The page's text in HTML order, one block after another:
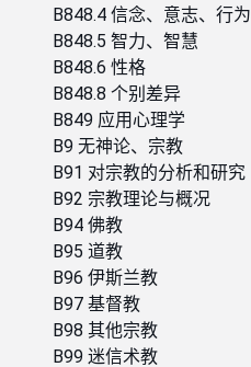
B848.4 信念、意志、行为
B848.5 智力、智慧
B848.6 性格
B848.8 个别差异
B849 应用心理学
B9 无神论、宗教
B91 对宗教的分析和研究
B92 宗教理论与概况
B94 佛教
B95 道教
B96 伊斯兰教
B97 基督教
B98 其他宗教
B99 迷信术教